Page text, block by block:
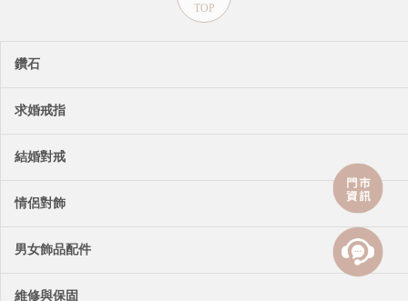
TOP
鑽石
求婚戒指
結婚對戒
情侶對飾
男女飾品配件
維修與保固